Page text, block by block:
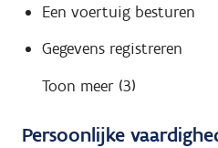
Een voertuig besturen
Gegevens registreren
Toon meer (3)
Persoonlijke